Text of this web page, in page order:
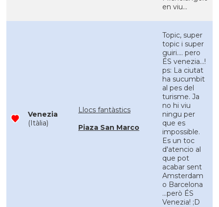
en viu...
Venezia
(Itàlia)
Llocs fantàstics
Piaza San Marco
Topic, super
topic i super
guiri.... pero
ÉS venezia...!
ps: La ciutat
ha sucumbit
al pes del
turisme. Ja
no hi viu
ningu per
que es
impossible.
Es un toc
d'atencio al
que pot
acabar sent
Amsterdam
o Barcelona
...però ÉS
Venezia! ;D